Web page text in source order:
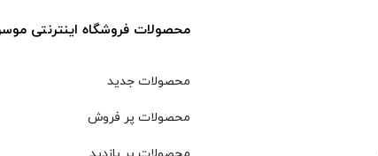
محصولات فروشگاه اینترنتی
محصولات جدید
محصولات پر فروش